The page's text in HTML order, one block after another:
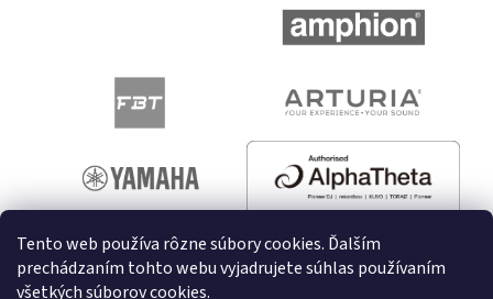
Tento web používa rôzne súbory cookies. Ďalším
prechádzaním tohto webu vyjadrujete súhlas používaním
všetkých súborov cookies.